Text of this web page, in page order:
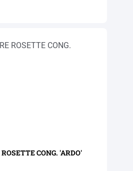
CONG. 'ARDO'